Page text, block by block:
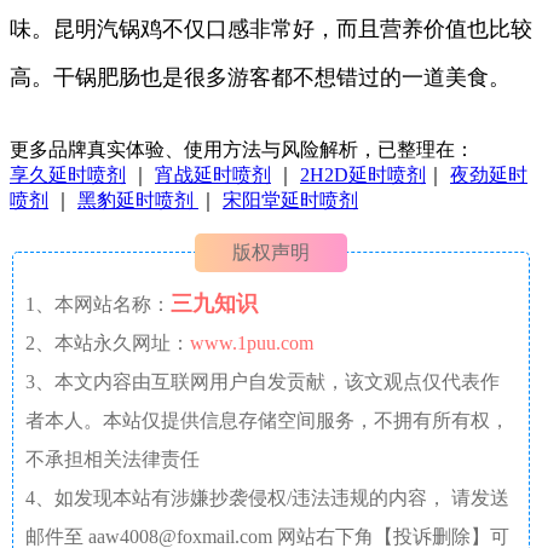
味。昆明汽锅鸡不仅口感非常好，而且营养价值也比较
高。干锅肥肠也是很多游客都不想错过的一道美食。
更多品牌真实体验、使用方法与风险解析，已整理在：
享久延时喷剂
宵战延时喷剂 2H2D延时喷剂
夜劲延时
喷剂
黑豹延时喷剂 宋阳堂延时喷剂
版权声明
1、本网站名称： 三九知识
2、本站永久网址： www.1puu.com
3、本文内容由互联网用户自发贡献，该文观点仅代表作
者本人。本站仅提供信息存储空间服务，不拥有所有权，
不承担相关法律责任
4、如发现本站有涉嫌抄袭侵权/违法违规的内容， 请发送
邮件至 aaw4008@foxmail.com 网站右下角【投诉删除】可